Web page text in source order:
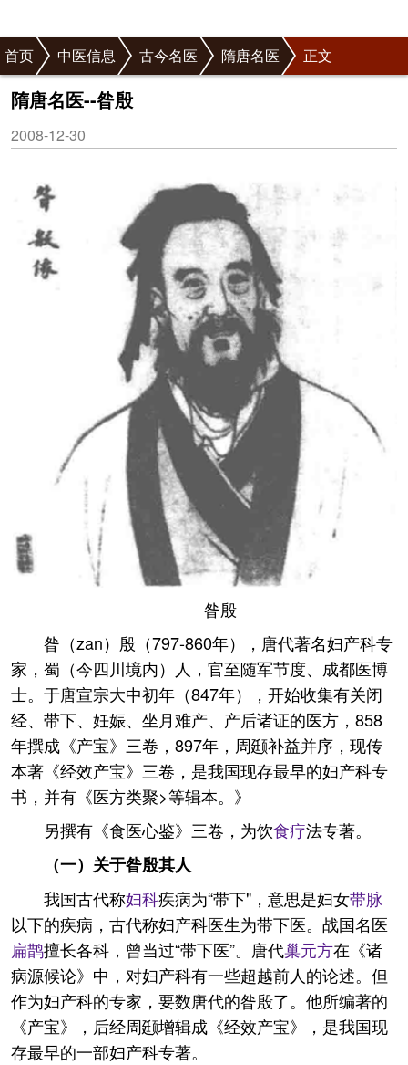
首页 中医信息 古今名医 隋唐名医 正文
隋唐名医--昝殷
2008-12-30
昝殷
昝（zan）殷（797-860年），唐代著名妇产科专
家，蜀（今四川境内）人，官至随军节度、成都医博
士。于唐宣宗大中初年（847年），开始收集有关闭
经、带下、妊娠、坐月难产、产后诸证的医方，858
年撰成《产宝》三卷，897年，周颋补益并序，现传
本著《经效产宝》三卷，是我国现存最早的妇产科专
书，并有《医方类聚>等辑本。》
另撰有《食医心鉴》三卷，为饮食疗法专著。
（一）关于昝殷其人
我国古代称妇科疾病为“带下"，意思是妇女带脉
以下的疾病，古代称妇产科医生为带下医。战国名医
扁鹊擅长各科，曾当过“带下医”。唐代巢元方在《诸
病源候论》中，对妇产科有一些超越前人的论述。但
作为妇产科的专家，要数唐代的昝殷了。他所编著的
《产宝》，后经周颋增辑成《经效产宝》，是我国现
存最早的一部妇产科专著。